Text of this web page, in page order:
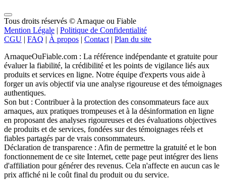
Tous droits réservés © Arnaque ou Fiable
Mention Légale | Politique de Confidentialité
CGU | FAQ | À propos | Contact | Plan du site
ArnaqueOuFiable.com : La référence indépendante et gratuite pour
évaluer la fiabilité, la crédibilité et les points de vigilance liés aux
produits et services en ligne. Notre équipe d'experts vous aide à
forger un avis objectif via une analyse rigoureuse et des témoignages
authentiques.
Son but : Contribuer à la protection des consommateurs face aux
arnaques, aux pratiques trompeuses et à la désinformation en ligne
en proposant des analyses rigoureuses et des évaluations objectives
de produits et de services, fondées sur des témoignages réels et
fiables partagés par de vrais consommateurs.
Déclaration de transparence : Afin de permettre la gratuité et le bon
fonctionnement de ce site Internet, cette page peut intégrer des liens
d'affiliation pour générer des revenus. Cela n'affecte en aucun cas le
prix affiché ni le coût final du produit ou du service.